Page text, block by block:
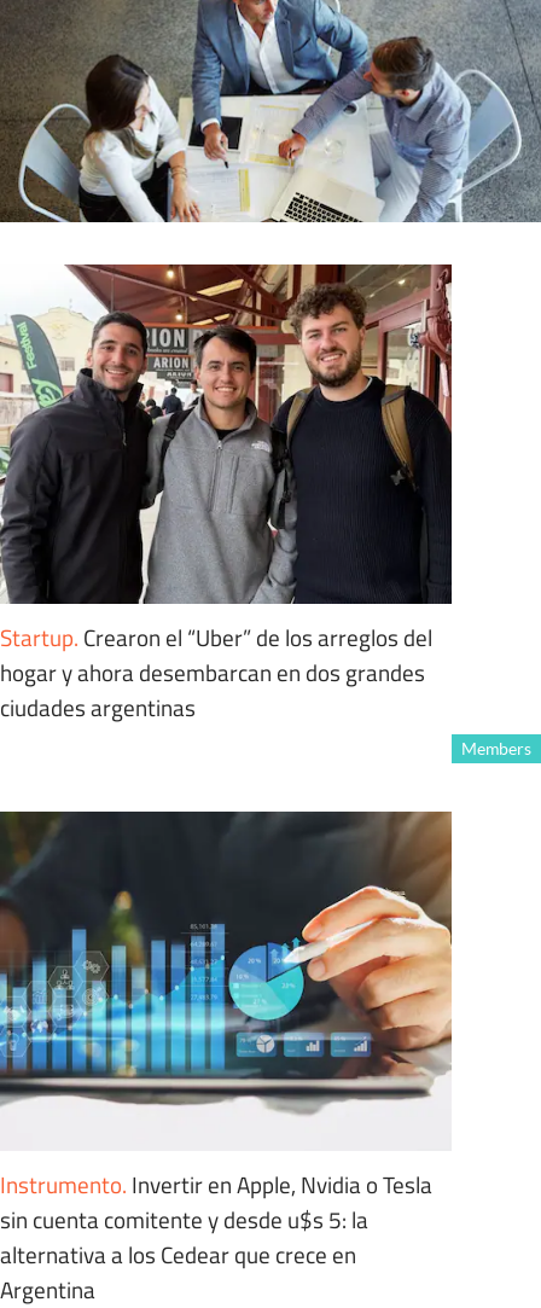
Startup. Crearon el “Uber” de los arreglos del
hogar y ahora desembarcan en dos grandes
ciudades argentinas
Members
Instrumento. Invertir en Apple, Nvidia o Tesla
sin cuenta comitente y desde u$s 5: la
alternativa a los Cedear que crece en
Argentina